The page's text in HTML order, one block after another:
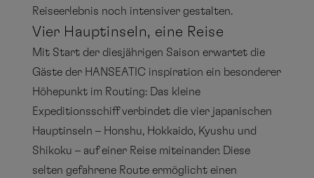
Reiseerlebnis noch intensiver gestalten.
Vier Hauptinseln, eine Reise
Mit Start der diesjährigen Saison erwartet die
Gäste der HANSEATIC inspiration ein besonderer
Höhepunkt im Routing: Das kleine
Expeditionsschiff verbindet die vier japanischen
Hauptinseln – Honshu, Hokkaido, Kyushu und
Shikoku – auf einer Reise miteinander. Diese
selten gefahrene Route ermöglicht einen